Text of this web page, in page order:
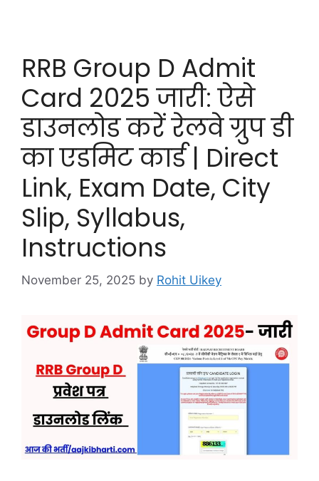
RRB Group D Admit
Card 2025 जारी: ऐसे
डाउनलोड करें रेलवे ग्रुप डी
का एडमिट कार्ड | Direct
Link, Exam Date, City
Slip, Syllabus,
Instructions
November 25, 2025 by Rohit Uikey